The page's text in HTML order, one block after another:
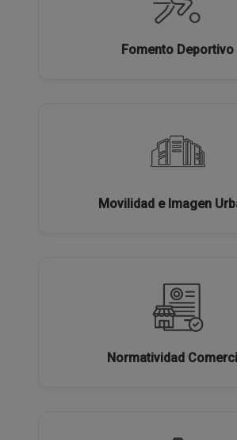
Fomento Deportivo
Movilidad e Imagen
Normatividad